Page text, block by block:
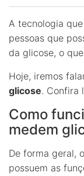
A tecnologia
pessoas que
da glicose, o
Hoje, iremos
glicose. Confira
Como
medem
De forma geral,
possuem as